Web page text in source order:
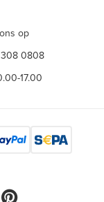
op
0808
17.00